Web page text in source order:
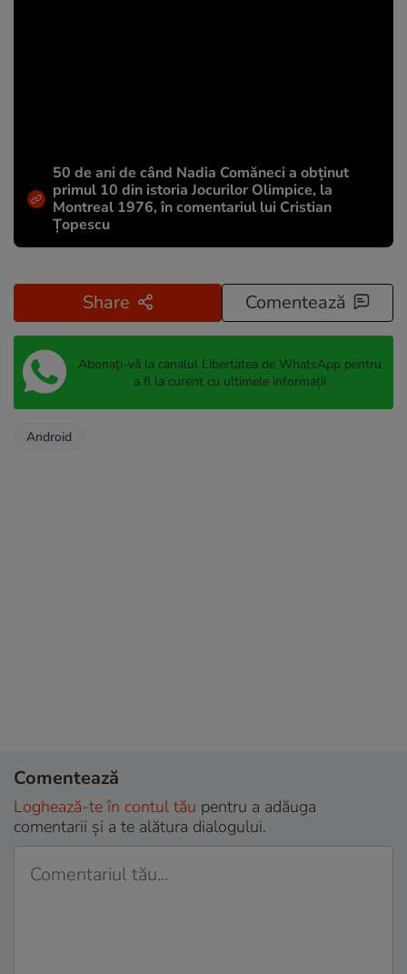
50 de ani de când Nadia Comăneci a obţinut
primul 10 din istoria Jocurilor Olimpice, la
Montreal 1976, în comentariul lui Cristian
Țopescu
Share Comentează
Abonați-vă la canalul Libertatea de WhatsApp pentru
a fi la curent cu ultimele informații
Android
Comentează
Loghează-te în contul tău pentru a adăuga
comentarii și a te alătura dialogului.